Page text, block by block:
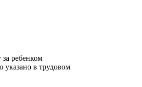
ребенком
указано в трудовом